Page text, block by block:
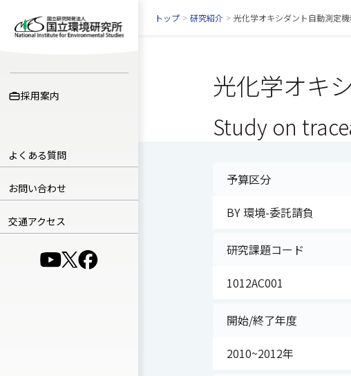
採用案内
よくある質問
お問い合わせ
交通アクセス
（別ウインドウで開きます）
（別ウインドウで開きます）
（別ウインドウで開きます）
トップ > 研究紹介 > 光化学オキシダント自動測定
光化学オキ
Study on
予算区分
BY 環境-委託請負
研究課題コード
1012AC001
開始/終了年度
2010~2012年